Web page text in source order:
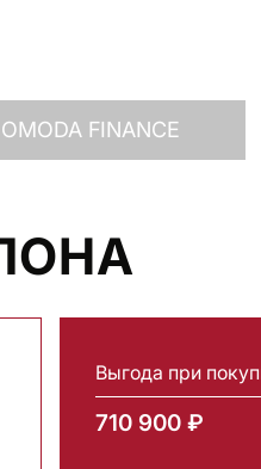
OMODA FINANCE
Выгода при
710 900 ₽